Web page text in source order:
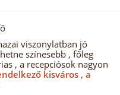
viszonylatban jó
színesebb , főleg
, a recepciósok nagyon
kisváros , a